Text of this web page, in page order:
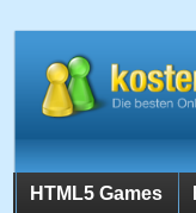
HTML5 Games